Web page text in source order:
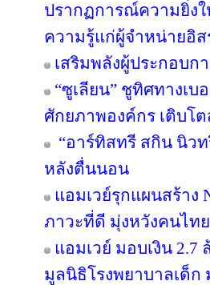
ปรากฏการณ์ความยิ่ง
ความรู้แก่ผู้จำหน่ายอิส
เสริมพลังผู้ประกอบ
“ซูเลียน” ชูทิศทางเบ
ศักยภาพองค์กร เติบโ
“อาร์ทิสทรี สกิน นิว
หลังตื่นนอน
แอมเวย์รุกแผนสร้าง
ภาวะที่ดี มุ่งหวังคนไทย
แอมเวย์ มอบเงิน
มูลนิธิโรงพยาบาลเด็